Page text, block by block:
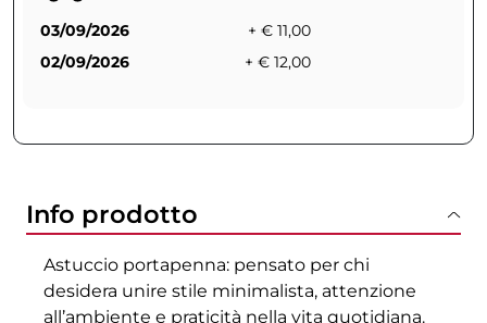
03/09/2026
+ € 11,00
02/09/2026
+ € 12,00
Info prodotto
Astuccio portapenna: pensato per chi
desidera unire stile minimalista, attenzione
all’ambiente e praticità nella vita quotidiana.